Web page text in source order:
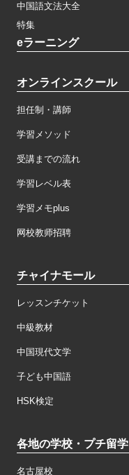
中国語文法大全
特集
eラーニング
オンラインスクール
担任制・講師
学習メソッド
受講までの流れ
学習レベル表
学習メモplus
网校教师招聘
チャイナモール
レッスンチケット
中級教材
中国現代文学
子ども中国語
HSK検定
各地の学校・プチ留学
名古屋校